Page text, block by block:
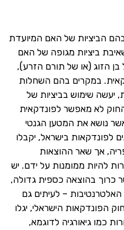
הביציות של האם המיועדת
ביציות מגופה של האם
הזוג (או של תורם הזרע),
במקרים בהם השחלות
יעשה שימוש בביציות של
לא מאפשר לפונדקאית
נושא את המטען הגנטי
לפונדקאות בישראל, יקבלו
אך שאר ההוצאות
להיות ממומנות על ידם. יש
כרוך בהוצאה כספית גדולה,
– לעיתים גם
הפונדקאות הישראלי, יגלו
כמו גיאורגיה לדוגמא,